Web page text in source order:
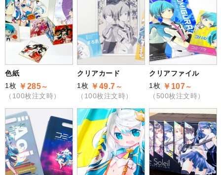
色紙
1枚 ￥285～
（100枚注文時）
クリアカード
1枚 ￥49.7 ～
（100枚注文時）
クリアファイル
1枚 ￥107～
（500枚注文時）